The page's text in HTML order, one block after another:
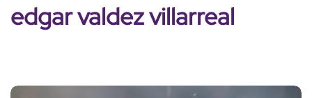
edgar valdez villarreal